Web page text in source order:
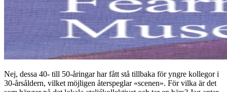
Nej, dessa 40- till 50-åringar har fått stå tillbaka för yngre kollegor i
30-årsåldern, vilket möjligen återspeglar «scenen». För vilka är det